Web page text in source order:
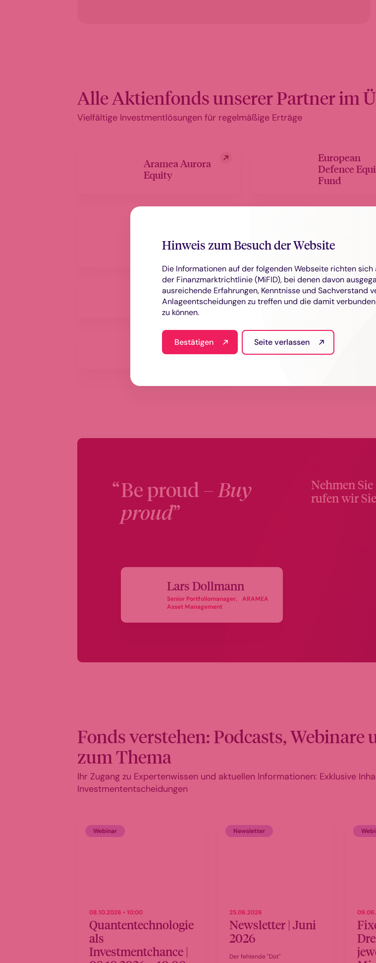
Alle Aktienfonds unserer Partner im
Vielfältige Investmentlösungen für regelmäßige Erträge
Aramea Aurora
Equity
European
Defence
Fund
Markets
Opportunities
Fonds
HANSAreits
ELM Global
TICO
Aramea Aktien
Select
Be proud –Buy
proud
Lars Dollmann
Senior Portfoliomanager, ARAMEA
Asset Management
Nehmen
rufen wir
Fonds verstehen: Podcasts, Webinare
zum Thema
Ihr Zugang zu Expertenwissen und aktuellen Informationen: Exklusive
Investmententscheidungen
Webinar
08.10.2026 • 10:00
Quantentechnologie
als
Investmentchance |
Newsletter
25.06.2026
Newsletter | Juni
2026
Der fehlende "Dot"
Hinweis zum Besuch der Website
Die Informationen auf der folgenden Webseite richten
der Finanzmarktrichtlinie (MiFID), bei denen davon
ausreichende Erfahrungen, Kenntnisse und Sachverstand
Anlageentscheidungen zu treffen und die damit
zu können.
Bestätigen Seite verlassen